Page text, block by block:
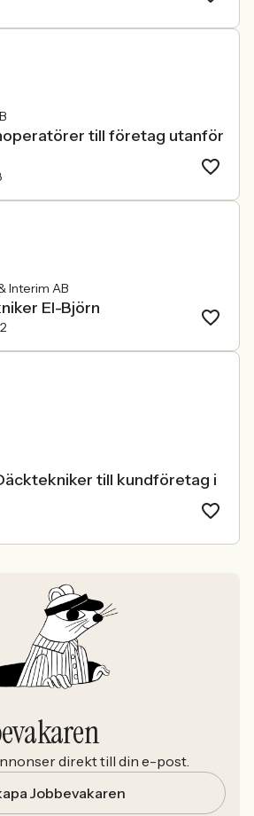
till företag utanför
Interim AB
El-Björn
till kundföretag i
direkt till din e-post.
Jobbevakaren